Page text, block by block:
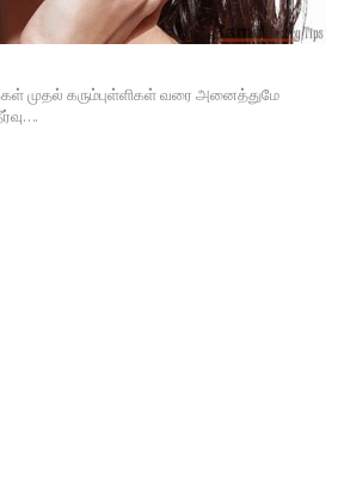
முதல் கரும்புள்ளிகள் வரை அனைத்துமே